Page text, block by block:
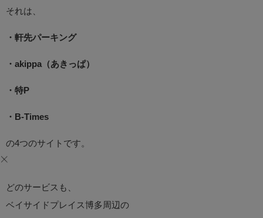
それは、
・軒先パーキング
・akippa（あきっぱ）
・特P
・B-Times
の4つのサイトです。
どのサービスも、
ベイサイドプレイス博多周辺の